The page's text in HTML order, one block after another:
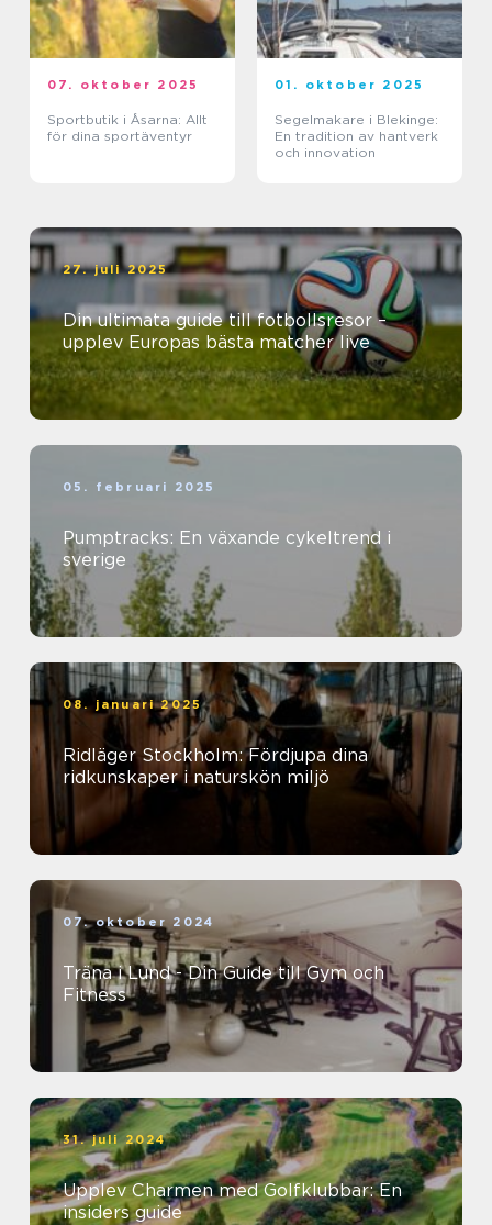
07. oktober 2025
Sportbutik i Åsarna: Allt
för dina sportäventyr
01. oktober 2025
Segelmakare i Blekinge:
En tradition av hantverk
och innovation
27. juli 2025
Din ultimata guide till fotbollsresor –
upplev Europas bästa matcher live
05. februari 2025
Pumptracks: En växande cykeltrend i
sverige
08. januari 2025
Ridläger Stockholm: Fördjupa dina
ridkunskaper i naturskön miljö
07. oktober 2024
Träna i Lund - Din Guide till Gym och
Fitness
31. juli 2024
Upplev Charmen med Golfklubbar: En
insiders guide